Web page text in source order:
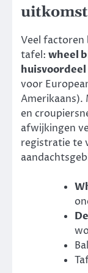
Veel factoren
tafel: wheel
huisvoordeel
voor
Amerikaans).
en
afwijkingen
registratie te